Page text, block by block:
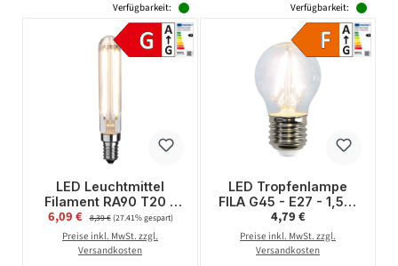
Verfügbarkeit:
LED Leuchtmittel
Filament RA90 T20 -
3,3W - E14 - WW
2700K - 250lm -
dimmbar
Verkaufspreis:
6,09 € Regulärer Preis:
8,39 €(27.41% gespart)
Preise inkl. MwSt. zzgl.
Versandkosten
Verfügbarkeit:
LED Tropfenlampe
FILA G45 - E27 - 1,5W
- warmweiss 2700K -
150lm - klar
Regulärer Preis:
4,79 €
Preise inkl. MwSt. zzgl.
Versandkosten